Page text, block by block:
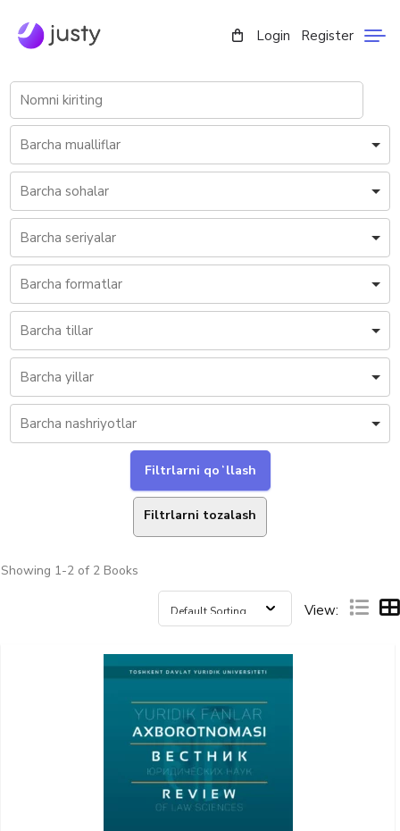
Login Register
Filtrlarni tozalash
Showing 1-2 of 2 Books
View: